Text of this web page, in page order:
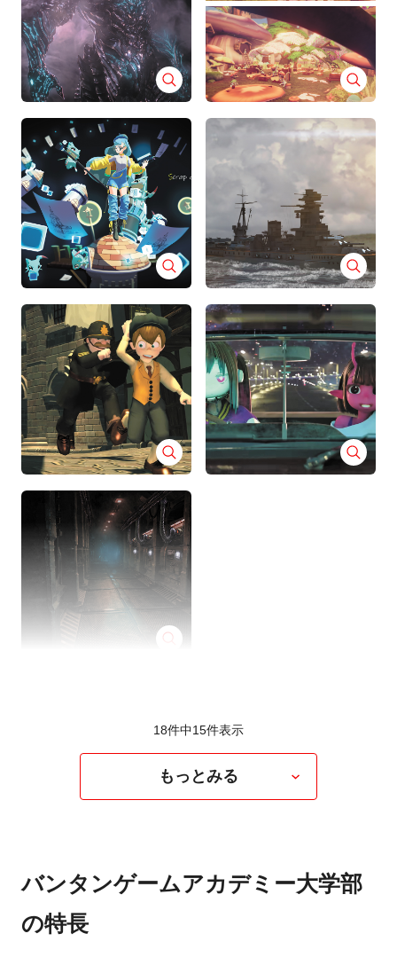
18件中15件表示
もっとみる
バンタンゲームアカデミー大学部
の特長